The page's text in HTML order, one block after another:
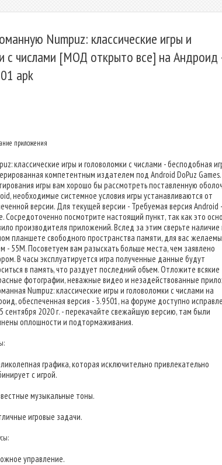
Numpuz: классические игры и
с числами [МОД открыто все] на Андроид
apk
приложения
классические игры и головоломки с числами - бесподобная
компетентным издателем под Android DoPuz
игры вам хорошо бы рассмотреть поставленную
необходимые системное условия игры устанавливаются от
версии. Для текущей версии - Требуемая версия Android
Сосредоточенно посмотрите настоящий пункт, так как это
производителя приложений. Вслед за этим сверьте наличие
планшете свободного пространства памяти, для вас
- 55M. Посоветуем вам разыскать больше места, чем заявлено
В часы эксплуатируется игра полученные данные будут
в память, что раздует последний объем. Отложите всякие
фотографии, неважные видео и незадействованные
Numpuz: классические игры и головоломки с числами на
обеспеченная версия - 3.9501, на форуме доступно
сентября 2020 г. - перекачайте свежайшую версию, там были
оплошности и подтормаживания.
графика, которая исключительно привлекательно
с игрой.
музыкальные тоны.
игровые задачи.
управление.